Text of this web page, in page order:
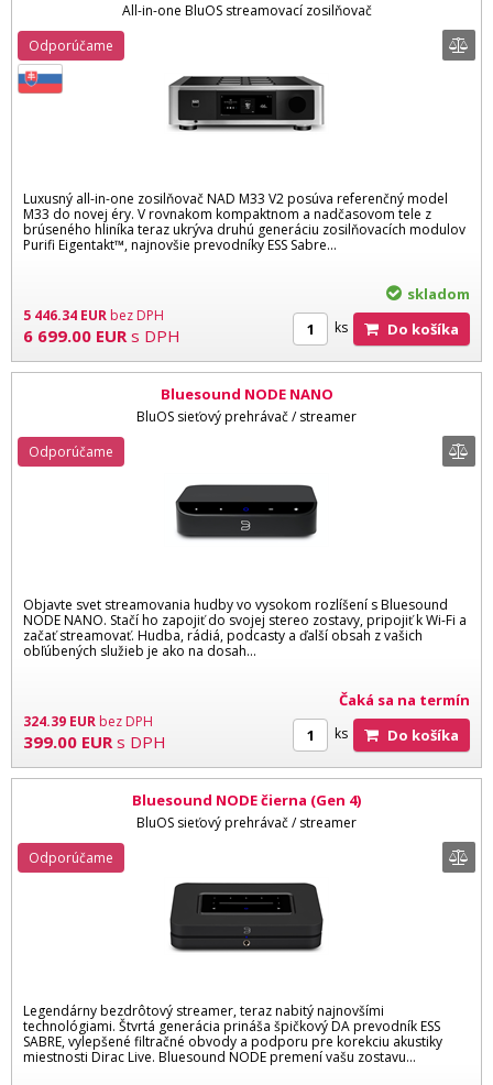
All-in-one BluOS streamovací zosilňovač
Luxusný all-in-one zosilňovač NAD M33 V2 posúva referenčný model
M33 do novej éry. V rovnakom kompaktnom a nadčasovom tele z
brúseného hliníka teraz ukrýva druhú generáciu zosilňovacích modulov
Purifi Eigentakt™, najnovšie prevodníky ESS Sabre...
5 446.34 EURbez DPH
6 699.00 EUR s DPH
Odporúčame
skladom
ks Do košíka
Bluesound NODE NANO
BluOS sieťový prehrávač / streamer
Objavte svet streamovania hudby vo vysokom rozlíšení s Bluesound
NODE NANO. Stačí ho zapojiť do svojej stereo zostavy, pripojiť k Wi-Fi a
začať streamovať. Hudba, rádiá, podcasty a ďalší obsah z vašich
obľúbených služieb je ako na dosah…
324.39 EURbez DPH
399.00 EUR s DPH
Odporúčame
Čaká sa na termín
ks Do košíka
Bluesound NODE čierna (Gen 4)
BluOS sieťový prehrávač / streamer
Legendárny bezdrôtový streamer, teraz nabitý najnovšími
technológiami. Štvrtá generácia prináša špičkový DA prevodník ESS
SABRE, vylepšené filtračné obvody a podporu pre korekciu akustiky
miestnosti Dirac Live. Bluesound NODE premení vašu zostavu...
Odporúčame